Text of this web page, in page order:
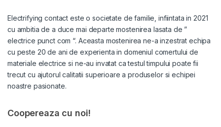
Electrifying contact este o societate de familie, infiintata in 2021
cu ambitia de a duce mai departe mostenirea lasata de ”
electrice punct com “. Aceasta mostenirea ne-a inzestrat echipa
cu peste 20 de ani de experienta in domeniul comertului de
materiale electrice si ne-au invatat ca testul timpului poate fii
trecut cu ajutorul calitatii superioare a produselor si echipei
noastre pasionate.
Coopereaza cu noi!